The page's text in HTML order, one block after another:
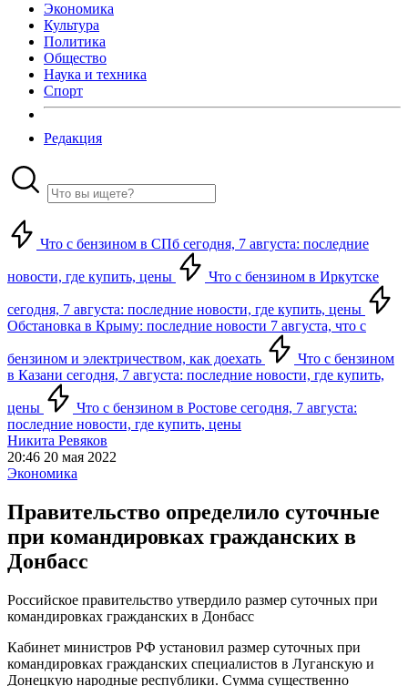
Экономика
Культура
Политика
Общество
Наука и техника
Спорт
Редакция
Что с бензином в СПб сегодня, 7 августа: последние
новости, где купить, цены Что с бензином в Иркутске
сегодня, 7 августа: последние новости, где купить, цены
Обстановка в Крыму: последние новости 7 августа, что с
бензином и электричеством, как доехать
Что с бензином
в Казани сегодня, 7 августа: последние новости, где купить,
цены
Что с бензином в Ростове сегодня, 7 августа:
последние новости, где купить, цены
Никита Ревяков
20:46 20 мая 2022
Экономика
Правительство определило суточные
при командировках гражданских в
Донбасс
Российское правительство утвердило размер суточных при
командировках гражданских в Донбасс
Кабинет министров РФ установил размер суточных при
командировках гражданских специалистов в Луганскую и
Донецкую народные республики. Сумма существенно